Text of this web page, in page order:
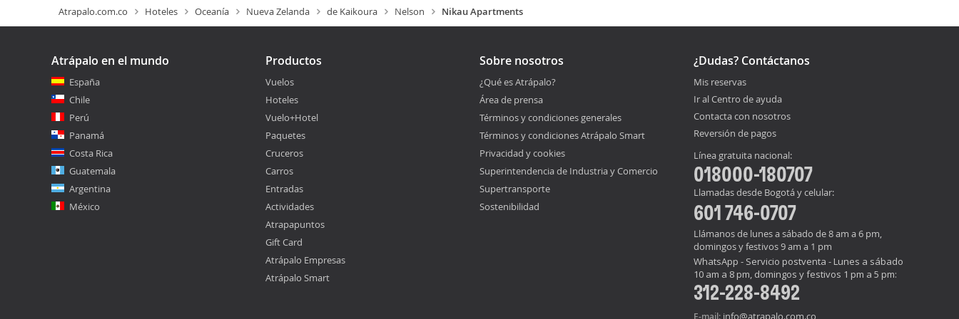
Atrapalo.com.co Hoteles Oceanía Nueva Zelanda de Kaikoura Nelson Nikau Apartments
Atrápalo en el mundo
España
Chile
Perú
Panamá
Costa Rica
Guatemala
Argentina
México
Productos
Vuelos
Hoteles
Vuelo+Hotel
Paquetes
Cruceros
Carros
Entradas
Actividades
Atrapapuntos
Gift Card
Atrápalo Empresas
Atrápalo Smart
Sobre nosotros
¿Qué es Atrápalo?
Área de prensa
Términos y condiciones generales
Términos y condiciones Atrápalo Smart
Privacidad y cookies
Superintendencia de Industria y Comercio
Supertransporte
Sostenibilidad
¿Dudas? Contáctanos
Mis reservas
Ir al Centro de ayuda
Contacta con nosotros
Reversión de pagos
Línea gratuita nacional:
018000-180707
Llamadas desde Bogotá y celular:
601 746-0707
Llámanos de lunes a sábado de 8 am a 6 pm,
domingos y festivos 9 am a 1 pm
WhatsApp - Servicio postventa - Lunes a sábado
10 am a 8 pm, domingos y festivos 1 pm a 5 pm:
312-228-8492
info@atrapalo.com.co